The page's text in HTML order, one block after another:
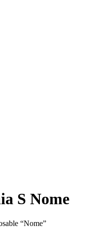
S Nome
“Nome”